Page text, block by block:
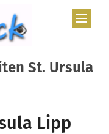
St. Ursula
Lipp